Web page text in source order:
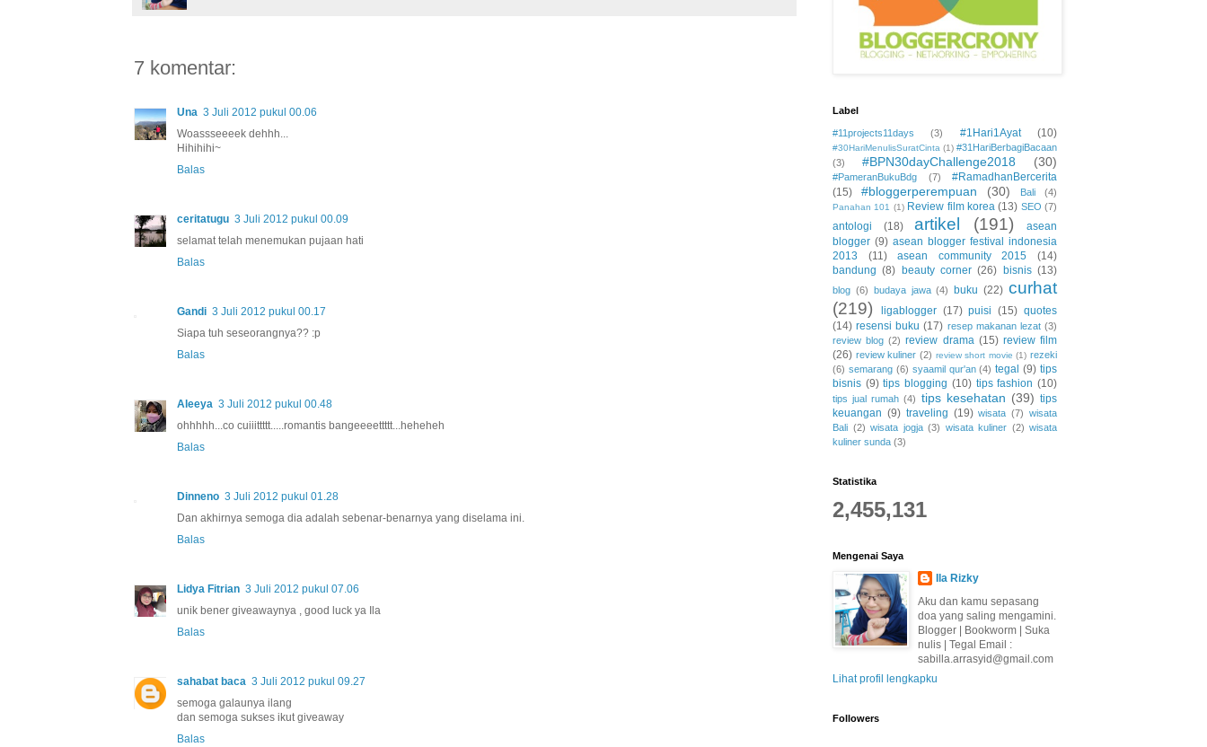
7 komentar:
Una 3 Juli 2012 pukul 00.06
Woassseeeek dehhh...
Hihihihi~
Balas
ceritatugu 3 Juli 2012 pukul 00.09
selamat telah menemukan pujaan hati
Balas
Gandi 3 Juli 2012 pukul 00.17
Siapa tuh seseorangnya?? :p
Balas
Aleeya 3 Juli 2012 pukul 00.48
ohhhhh...co cuiiittttt.....romantis bangeeeettttt...heheheh
Balas
Dinneno 3 Juli 2012 pukul 01.28
Dan akhirnya semoga dia adalah sebenar-benarnya yang diselama ini.
Balas
Lidya Fitrian 3 Juli 2012 pukul 07.06
unik bener giveawaynya , good luck ya Ila
Balas
sahabat baca 3 Juli 2012 pukul 09.27
semoga galaunya ilang
dan semoga sukses ikut giveaway
Balas
Label
#11projects11days (3) #1Hari1Ayat (10)
#30HariMenulisSuratCinta (1) #31HariBerbagiBacaan
(3)
#BPN30dayChallenge2018 (30)
#PameranBukuBdg (7)
#RamadhanBercerita
(15)
#bloggerperempuan (30) Bali (4)
Panahan 101 (1) Review film korea (13) SEO (7)
antologi (18) artikel (191)
asean
blogger (9) asean blogger festival indonesia
2013
(11) asean community 2015
(14)
bandung (8) beauty corner (26) bisnis (13)
blog (6) budaya jawa (4) buku (22) curhat
(219)
ligablogger (17) puisi (15) quotes
(14) resensi buku (17) resep makanan lezat (3)
review blog (2) review drama (15) review film
(26) review kuliner (2) review short movie (1) rezeki
(6) semarang (6) syaamil qur'an (4) tegal (9) tips
bisnis (9) tips blogging (10) tips fashion (10)
tips jual rumah (4) tips kesehatan (39) tips
keuangan (9) traveling (19) wisata (7) wisata
Bali (2) wisata jogja (3) wisata kuliner (2) wisata
kuliner sunda (3)
Statistika
2,455,131
Mengenai Saya
Ila Rizky
Aku dan kamu sepasang
doa yang saling mengamini.
Blogger | Bookworm | Suka
nulis | Tegal Email :
sabilla.arrasyid@gmail.com
Lihat profil lengkapku
Followers